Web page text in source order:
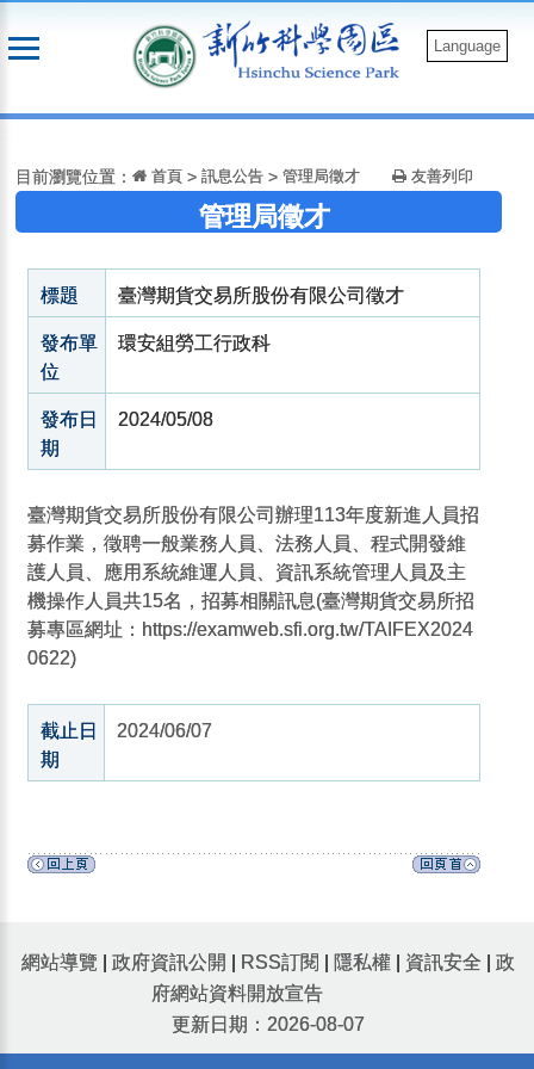
到
Language
目前瀏覽位置： 首頁 >訊息公告 >管理局徵才 友善列印
管理局徵才
標題 臺灣期貨交易所股份有限公司徵才
發布單
位
環安組勞工行政科
發布日
期
2024/05/08
臺灣期貨交易所股份有限公司辦理113年度新進人員招
募作業，徵聘一般業務人員、法務人員、程式開發維
護人員、應用系統維運人員、資訊系統管理人員及主
機操作人員共15名，招募相關訊息(臺灣期貨交易所招
募專區網址：https://examweb.sfi.org.tw/TAIFEX2024
0622)
截止日
期
2024/06/07
網站導覽 政府資訊公開 RSS訂閱 隱私權 資訊安全
政
府網站資料開放宣告
更新日期：2026-08-07